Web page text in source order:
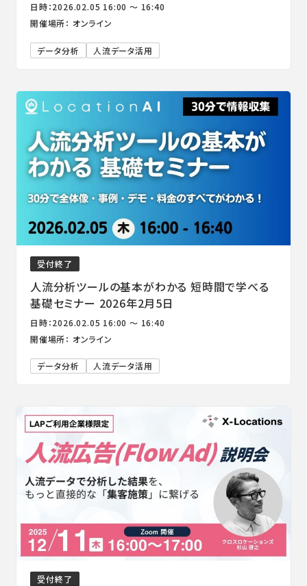
日時：2026.02.05 16:00 ～ 16:40
開催場所： オンライン
データ分析 人流データ活用
受付終了
人流分析ツールの基本がわかる 短時間で学べる
基礎セミナー 2026年2月5日
日時：2026.02.05 16:00 ～ 16:40
開催場所： オンライン
データ分析 人流データ活用
受付終了